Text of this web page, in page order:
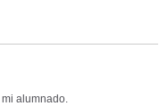
alumnado.